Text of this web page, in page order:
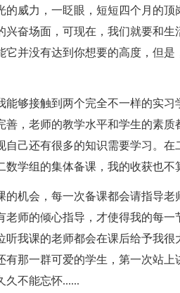
的威力，一眨眼，短短四个月的
兴奋场面，可现在，我们就要和
它并没有达到你想要的高度，但
能够接触到两个完全不一样的实
善，老师的教学水平和学生的素
自己还有很多的知识需要学习。
学组的集体备课，我的收获也不
的机会，每一次备课都会请指导
老师的倾心指导，才使得我的每
听我课的老师都会在课后给予我
有那一群可爱的学生，第一次站
久不能忘怀......